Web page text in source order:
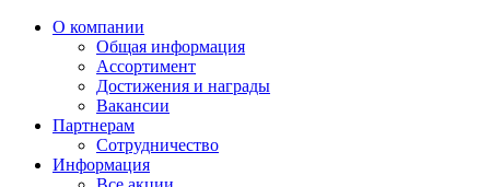
О компании
Общая информация
Ассортимент
Достижения и награды
Вакансии
Партнерам
Сотрудничество
Информация